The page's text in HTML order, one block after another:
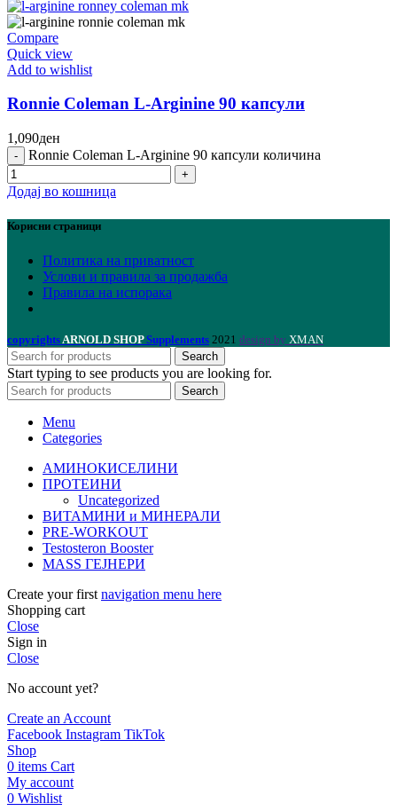
Compare
Quick view
Add to wishlist
Ronnie Coleman L-Arginine 90 капсули
1,090ден
Ronnie Coleman L-Arginine 90 капсули количина
Додај во кошница
Корисни страници
Политика на приватност
Услови и правила за продажба
Правила на испорака
copyrightsARNOLD SHOPSupplements 2021 design by XMAN
Search
Start typing to see products you are looking for.
Search
Menu
Categories
АМИНОКИСЕЛИНИ
ПРОТЕИНИ
Uncategorized
ВИТАМИНИ и МИНЕРАЛИ
PRE-WORKOUT
Testosteron Booster
MASS ГЕЈНЕРИ
Create your firstnavigation menu here
Shopping cart
Close
Sign in
Close
No account yet?
Create an Account
Facebook Instagram TikTok
Shop
0 items Cart
My account
0 Wishlist